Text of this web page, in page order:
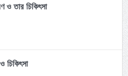
ও তার চিকিৎসা
চিকিৎসা